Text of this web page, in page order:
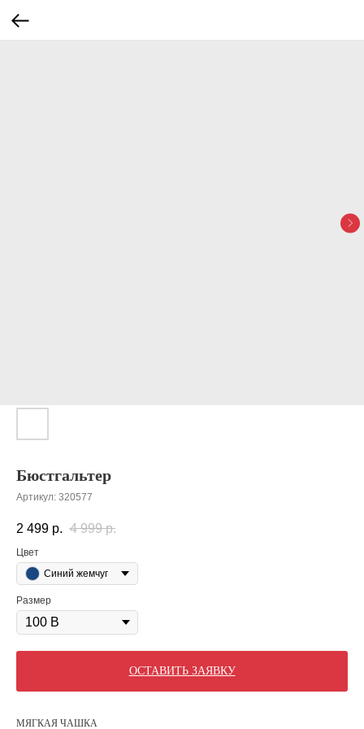
Бюстгальтер
Артикул: 320577
2 499 р. 4 999 р.
Цвет
Синий жемчуг
Размер
ОСТАВИТЬ ЗАЯВКУ
МЯГКАЯ ЧАШКА